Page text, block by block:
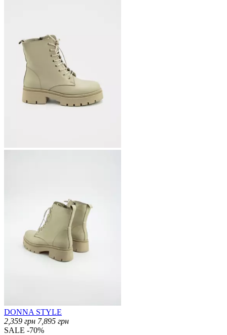
DONNA STYLE
2,359 грн 7,895 грн
SALE -70%